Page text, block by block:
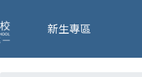
新生專區